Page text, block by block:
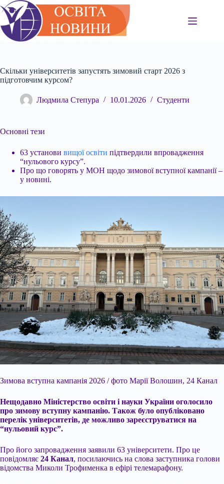
Перейти
до
вмісту
Скільки університетів запустять зимовий старт 2026 з
підготовчим курсом?
Людмила Степура 10.01.2026 Студенти
Основні тези
63 установи вищої освіти підтвердили впровадження
“нульового курсу”.
Про що говорять у МОН щодо зимової вступної кампанії –
у новині.
Зимова вступна кампанія 2026 / фото Марії Волошин, 24 Канал
Нещодавно Міністерство освіти і науки України оголосило
про зимову вступну кампанію. Також було опубліковано
перелік університетів, де можливо зареєструватися на
“нульовий курс”.
Про його запровадження заявили 63 університети. Про це
повідомляє 24 Канал, посилаючись на слова заступника голови
відомства Миколи Трофименка в ефірі телемарафону.